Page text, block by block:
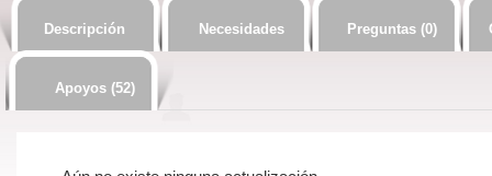
Descripción Necesidades Preguntas (0)
Apoyos (52)